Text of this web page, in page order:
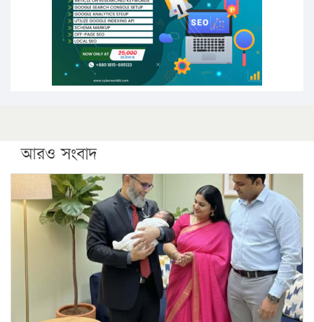
কঠোর হচ্ছে এসএসসি ও এইচএসসি পরীক্ষা
ফরিদগঞ্জে আগুনে পুড়লো ৬ ব্যবসা প্রতিষ্ঠান
আরও সংবাদ